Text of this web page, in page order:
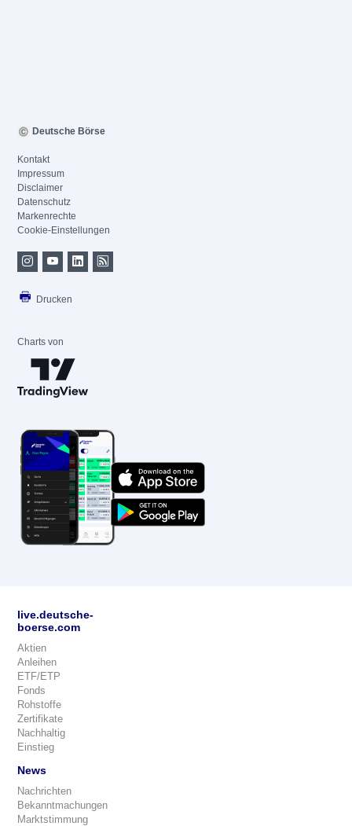
Deutsche Börse
Kontakt
Impressum
Disclaimer
Datenschutz
Markenrechte
Cookie-Einstellungen
Drucken
Charts von
live.deutsche-
boerse.com
Aktien
Anleihen
ETF/ETP
Fonds
Rohstoffe
Zertifikate
Nachhaltig
Einstieg
News
Nachrichten
Bekanntmachungen
Marktstimmung